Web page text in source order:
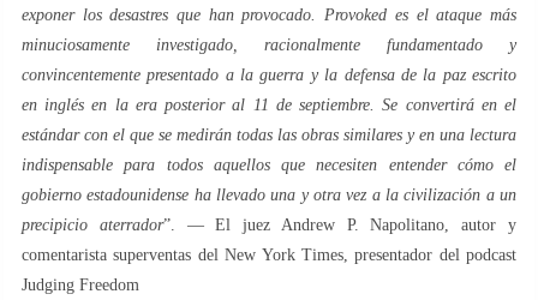
exponer los desastres que han provocado. Provoked es el ataque más
minuciosamente investigado, racionalmente fundamentado y
convincentemente presentado a la guerra y la defensa de la paz escrito
en inglés en la era posterior al 11 de septiembre. Se convertirá en el
estándar con el que se medirán todas las obras similares y en una lectura
indispensable para todos aquellos que necesiten entender cómo el
gobierno estadounidense ha llevado una y otra vez a la civilización a un
precipicio aterrador”. — El juez Andrew P. Napolitano, autor y
comentarista superventas del New York Times, presentador del podcast
Judging Freedom